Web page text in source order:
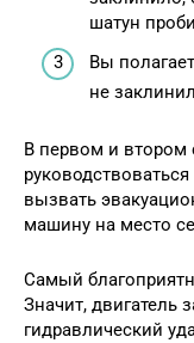
шатун
Вы
не
В первом и втором
вызвать
машину на место
Самый
Значит, двигатель
гидравлический